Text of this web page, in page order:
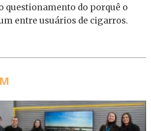
questionamento do porquê o
entre usuários de cigarros.